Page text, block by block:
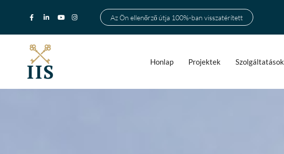
Az Ön ellenőrző útja 100%-ban visszatérített
Honlap Projektek Szolgáltatások